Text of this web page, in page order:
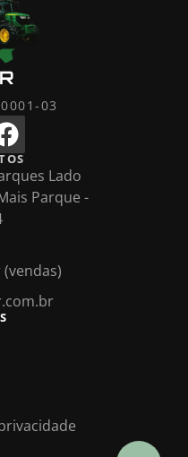
03
Lado
Parque -
(vendas)